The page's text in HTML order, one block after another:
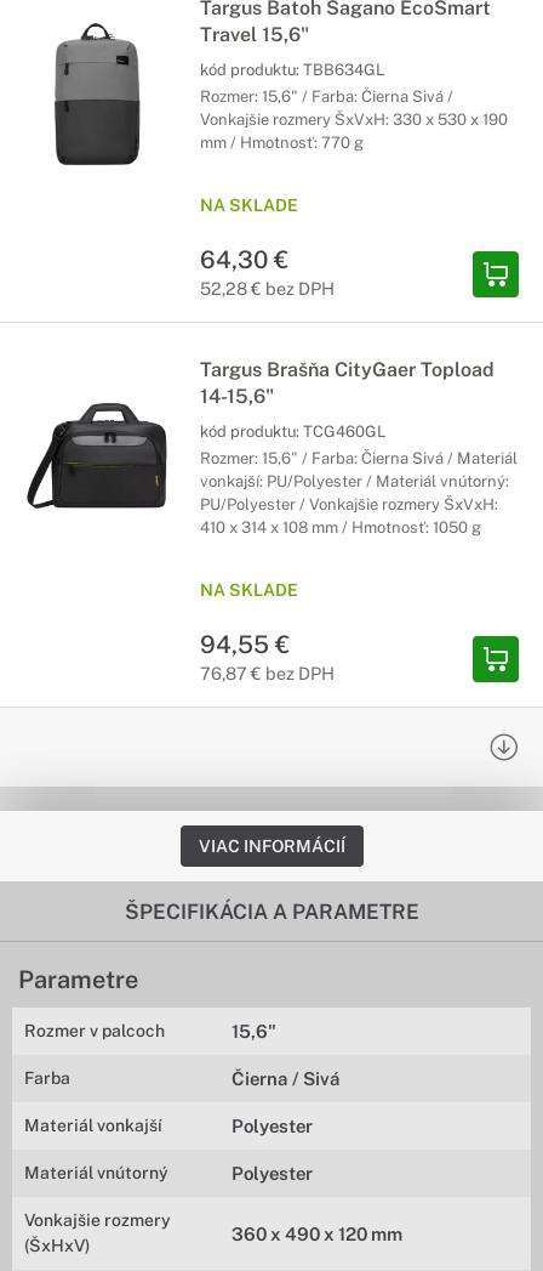
Targus Batoh Sagano EcoSmart
Travel 15,6"
kód produktu: TBB634GL
Rozmer: 15,6" / Farba: Čierna Sivá /
Vonkajšie rozmery ŠxVxH: 330 x 530 x 190
mm / Hmotnosť: 770 g
NA SKLADE
64,30 €
52,28 € bez DPH
Targus Brašňa CityGaer Topload
14-15,6"
kód produktu: TCG460GL
Rozmer: 15,6" / Farba: Čierna Sivá / Materiál
vonkajší: PU/Polyester / Materiál vnútorný:
PU/Polyester / Vonkajšie rozmery ŠxVxH:
410 x 314 x 108 mm / Hmotnosť: 1050 g
NA SKLADE
94,55 €
76,87 € bez DPH
VIAC INFORMÁCIÍ
ŠPECIFIKÁCIA A PARAMETRE
Parametre
Rozmer v palcoch 15,6"
Farba Čierna / Sivá
Materiál vonkajší Polyester
Materiál vnútorný Polyester
Vonkajšie rozmery
(ŠxHxV)
360 x 490 x 120 mm